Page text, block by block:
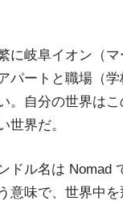
に岐阜イオン（マ
パートと職場（
。自分の世界は
世界だ。
ドル名は Nomad
意味で、世界中を